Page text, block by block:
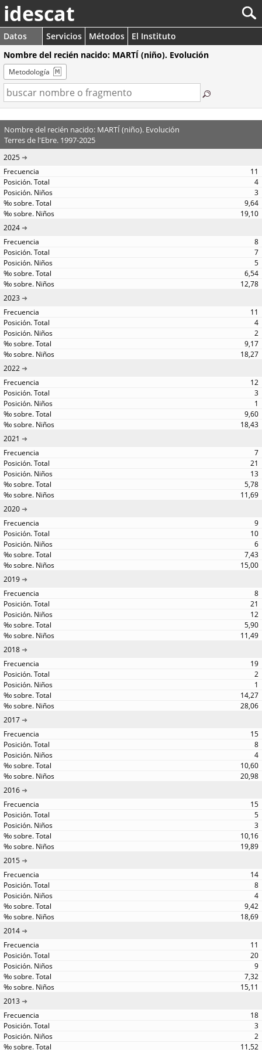
idescat
Datos Servicios Métodos
El Instituto
Nombre del recién nacido: MARTÍ (niño). Evolución
Metodología
Nombre del recién nacido: MARTÍ (niño). Evolución
Terres de l'Ebre. 1997-2025
2025
11
4
3
9,64
19,10
2024
8
7
5
6,54
12,78
2023
11
4
2
9,17
18,27
2022
12
3
1
9,60
18,43
2021
7
21
13
5,78
11,69
2020
9
10
6
7,43
15,00
2019
8
21
12
5,90
11,49
2018
19
2
1
14,27
28,06
2017
15
8
4
10,60
20,98
2016
15
5
3
10,16
19,89
2015
14
8
4
9,42
18,69
2014
11
20
9
7,32
15,11
2013
18
3
2
11,52